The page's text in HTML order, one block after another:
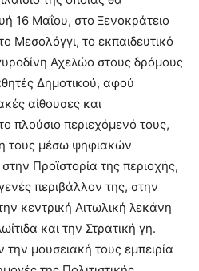
16 Μαΐου, στο Ξενοκράτειο
Μεσολόγγι, το εκπαιδευτικό
Αχελώο στους δρόμους
Δημοτικού, αφού
αίθουσες και
περιεχόμενό τους,
τους μέσω ψηφιακών
Προϊστορία της περιοχής,
περιβάλλον της, στην
κεντρική Αιτωλική λεκάνη
και την Στρατική γη.
μουσειακή τους εμπειρία